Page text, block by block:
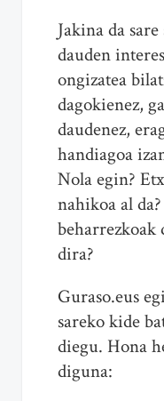
Jakina da
dauden
ongizatea
dagokienez,
daudenez,
handiagoa
Nola egin?
nahikoa al
beharrezkoak
dira?
Guraso.eus
sareko kide
diegu. Hona
diguna: